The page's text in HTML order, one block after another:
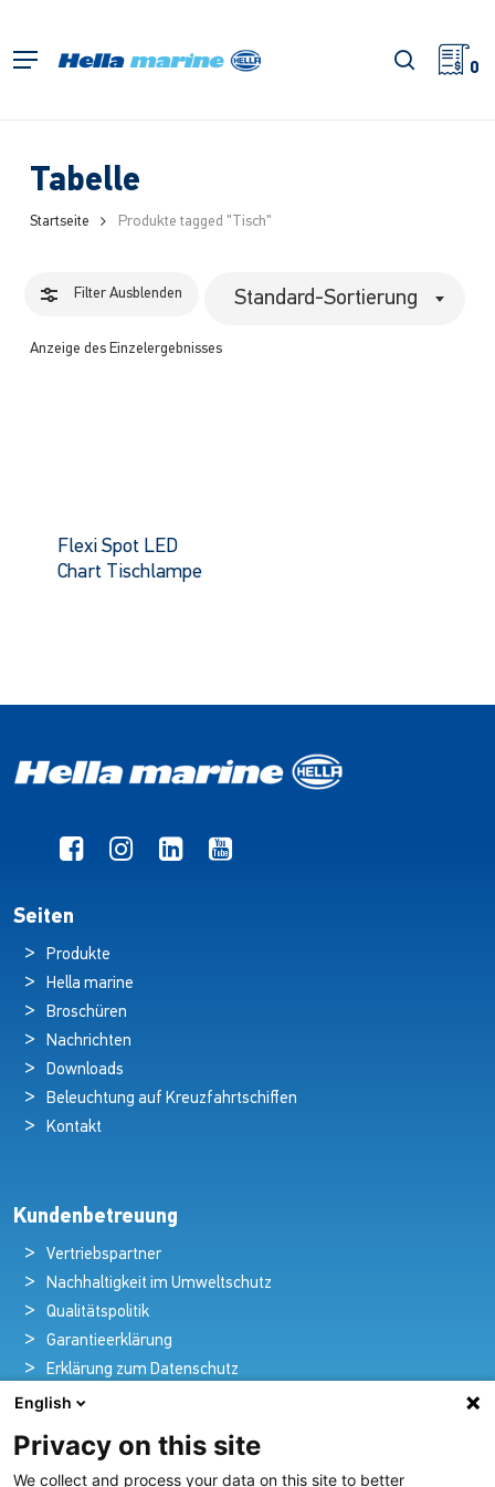
springen
Menü Suche
0
Tabelle
Startseite Produkte tagged "Tisch"
Filter Ausblenden
Anzeige des Einzelergebnisses
Standard-Sortierung
Filter
Flexi Spot LED
Chart Tischlampe
Seiten
Produkte
Hella marine
Broschüren
Nachrichten
Downloads
Beleuchtung auf Kreuzfahrtschiffen
Kontakt
Kundenbetreuung
Vertriebspartner
Nachhaltigkeit im Umweltschutz
Qualitätspolitik
Garantieerklärung
Erklärung zum Datenschutz
Rechtlicher Hinweis
English
Privacy on this site
We collect and process your data on this site to better